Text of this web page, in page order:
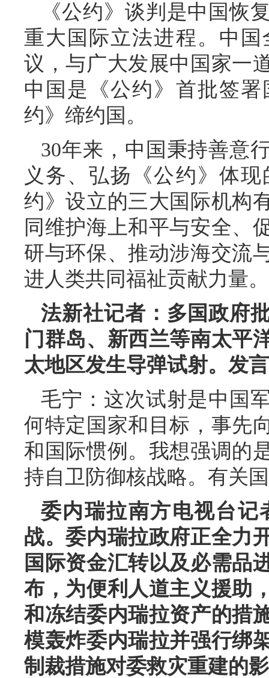
《公约》谈判是中国恢
重大国际立法进程。中
议，与广大发展中国家一
中国是《公约》首批签
约》缔约国。
30年来，中国秉持善意
义务、弘扬《公约》体
约》设立的三大国际机构
同维护海上和平与安全、
研与环保、推动涉海交流
进人类共同福祉贡献力量。
法新社记者：多国政府
门群岛、新西兰等南太平
太地区发生导弹试射。发
毛宁：这次试射是中国
何特定国家和目标，事先
和国际惯例。我想强调的
持自卫防御核战略。有关
委内瑞拉南方电视台记
战。委内瑞拉政府正全力
国际资金汇转以及必需品
布，为便利人道主义援助
和冻结委内瑞拉资产的措
模轰炸委内瑞拉并强行绑
制裁措施对委救灾重建的